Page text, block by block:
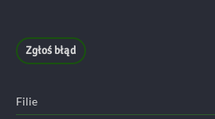
Zgłoś błąd
Filie